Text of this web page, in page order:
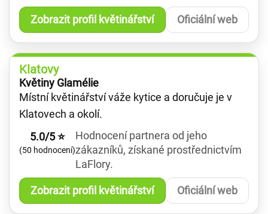
Zobrazit profil květinářství Oficiální web
Klatovy
Květiny Glamélie
Místní květinářství váže kytice a doručuje je v
Klatovech a okolí.
5.0/5 ⭐
(50 hodnocení)
Hodnocení partnera od jeho
zákazníků, získané prostřednictvím
LaFlory.
Zobrazit profil květinářství Oficiální web